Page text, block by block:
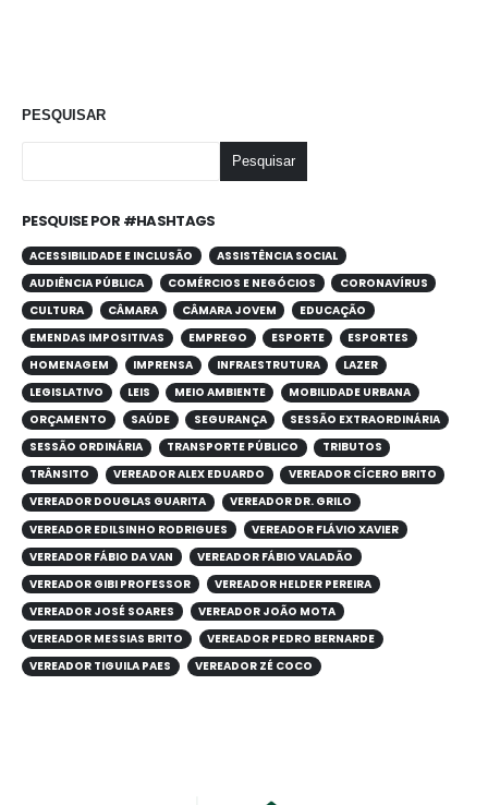
PESQUISAR
Pesquisar
PESQUISE POR #HASHTAGS
ACESSIBILIDADE E INCLUSÃO
ASSISTÊNCIA SOCIAL
AUDIÊNCIA PÚBLICA
COMÉRCIOS E NEGÓCIOS
CORONAVÍRUS
CULTURA
CÂMARA CÂMARA JOVEM
EDUCAÇÃO
EMENDAS IMPOSITIVAS
EMPREGO ESPORTE
ESPORTES
HOMENAGEM
IMPRENSA INFRAESTRUTURA
LAZER
LEGISLATIVO
LEIS MEIO AMBIENTE
MOBILIDADE URBANA
ORÇAMENTO
SAÚDE SEGURANÇA
SESSÃO EXTRAORDINÁRIA
SESSÃO ORDINÁRIA
TRANSPORTE PÚBLICO
TRIBUTOS
TRÂNSITO
VEREADOR ALEX EDUARDO
VEREADOR CÍCERO BRITO
VEREADOR DOUGLAS GUARITA
VEREADOR DR. GRILO
VEREADOR EDILSINHO RODRIGUES
VEREADOR FLÁVIO XAVIER
VEREADOR FÁBIO DA VAN
VEREADOR FÁBIO VALADÃO
VEREADOR GIBI PROFESSOR
VEREADOR HELDER PEREIRA
VEREADOR JOSÉ SOARES
VEREADOR JOÃO MOTA
VEREADOR MESSIAS BRITO
VEREADOR PEDRO BERNARDE
VEREADOR TIGUILA PAES
VEREADOR ZÉ COCO